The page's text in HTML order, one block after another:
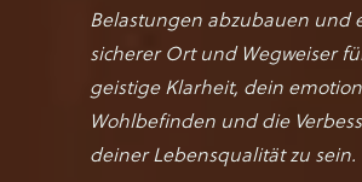
Belastungen abzubauen und
sicherer Ort und Wegweiser
geistige Klarheit, dein
Wohlbefinden und die
deiner Lebensqualität zu sein.